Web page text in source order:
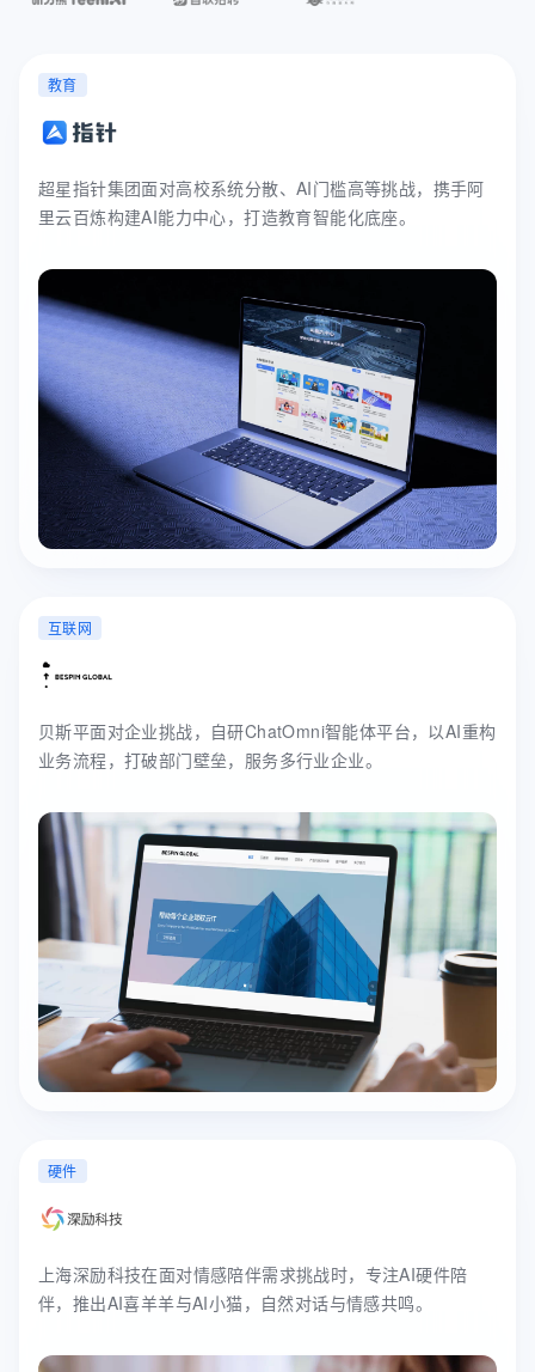
教育
超星指针集团面对高校系统分散、AI门槛高等挑战，携手阿
里云百炼构建AI能力中心，打造教育智能化底座。
互联网
贝斯平面对企业挑战，自研ChatOmni智能体平台，以AI重构
业务流程，打破部门壁垒，服务多行业企业。
硬件
上海深励科技在面对情感陪伴需求挑战时，专注AI硬件陪
伴，推出AI喜羊羊与AI小猫，自然对话与情感共鸣。